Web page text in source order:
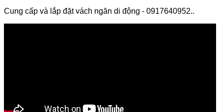
Cung cấp và lắp đặt vách ngăn di động - 0917640952..